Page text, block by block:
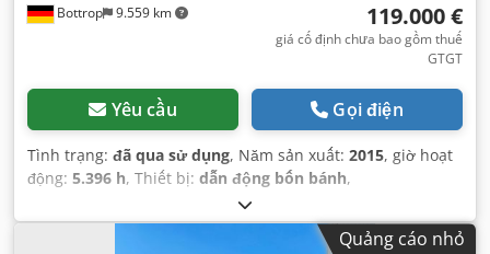
Bottrop 9.559 km 119.000 €
giá cố định chưa bao gồm thuế
GTGT
Yêu cầu Gọi điện
Tình trạng: đã qua sử dụng, Năm sản xuất: 2015, giờ hoạt
động: 5.396 h, Thiết bị: dẫn động bốn bánh,
Quảng cáo nhỏ